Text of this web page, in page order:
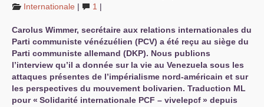
Internationale | 1 |
Carolus Wimmer, secrétaire aux relations internationales du
Parti communiste vénézuélien (PCV) a été reçu au siège du
Parti communiste allemand (DKP). Nous publions
l’interview qu’il a donnée sur la vie au Venezuela sous les
attaques présentes de l’impérialisme nord-américain et sur
les perspectives du mouvement bolivarien. Traduction ML
pour « Solidarité internationale PCF – vivelepcf» depuis